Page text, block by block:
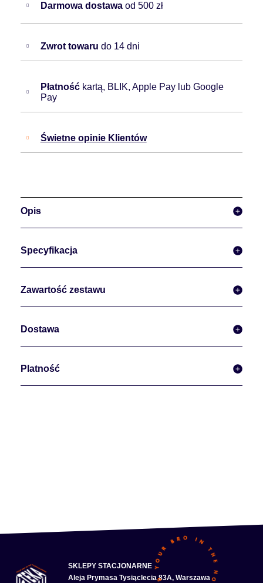
Darmowa dostawa od 500 zł
Zwrot towaru do 14 dni
Płatność kartą, BLIK, Apple Pay lub Google
Pay
Świetne opinie Klientów
Opis
Specyfikacja
Zawartość zestawu
Dostawa
Platność
SKLEPY STACJONARNE
Aleja Prymasa Tysiąclecia 83A, Warszawa